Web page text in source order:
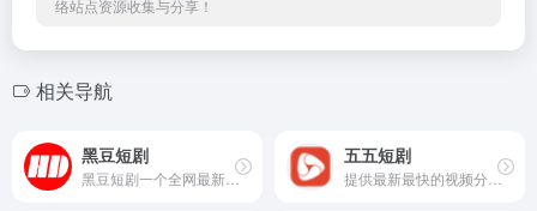
络站点资源收集与分享！
相关导航
黑豆短剧
黑豆短剧一个全网最新最全的免费短剧合集网站，可网盘在线观看下载的平台。
五五短剧
提供最新最快的视频分享数据